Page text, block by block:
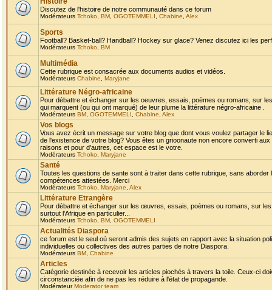
Discutez de l'histoire de notre communauté dans ce forum
Modérateurs Tchoko BM OGOTEMMELI Chabine Alex
Sports
Football? Basket-ball? Handball? Hockey sur glace? Venez discutez ici les
Modérateurs Tchoko BM
Multimédia
Cette rubrique est consacrée aux documents audios et vidéos.
Modérateurs Chabine Maryjane
Littérature Négro-africaine
Pour débattre et échanger sur les oeuvres, essais, poèmes ou romans, sur
qui marquent (ou qui ont marqué) de leur plume la littérature négro-africaine .
Modérateurs BM OGOTEMMELI Chabine Alex
Vos blogs
Vous avez écrit un message sur votre blog que dont vous voulez partager le
de l'existence de votre blog? Vous êtes un grioonaute non encore converti
raisons et pour d'autres, cet espace est le votre.
Modérateurs Tchoko Maryjane
Santé
Toutes les questions de sante sont à traiter dans cette rubrique, sans
compétences attestées. Merci
Modérateurs Tchoko Maryjane Alex
Littérature Etrangère
Pour débattre et échanger sur les œuvres, essais, poèmes ou romans, sur
surtout l'Afrique en particulier...
Modérateurs Tchoko BM OGOTEMMELI
Actualités Diaspora
ce forum est le seul où seront admis des sujets en rapport avec la situation
individuelles ou collectives des autres parties de notre Diaspora.
Modérateurs BM Chabine
Articles
Catégorie destinée à recevoir les articles piochés à travers la toile. Ceux-ci
circonstanciée afin de ne pas les réduire à l'état de propagande.
ModérateurModerator team